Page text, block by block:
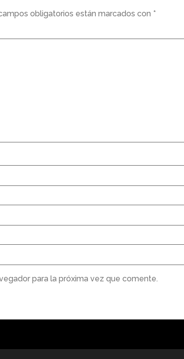
obligatorios están marcados con *
para la próxima vez que comente.